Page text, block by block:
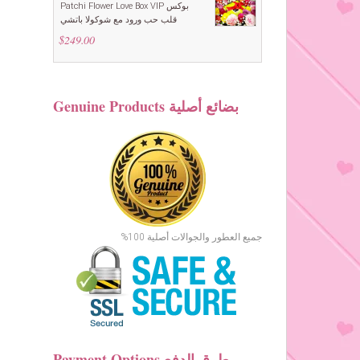
Patchi Flower Love Box VIP بوكس
قلب حب ورود مع شوكولا باتشي
$249.00
Genuine Products بضائع أصلية
جميع العطور والجوالات أصلية 100%